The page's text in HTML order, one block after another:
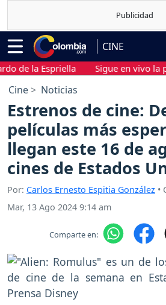
CINE
la Espriella Sigue en vivo la
Cine Noticias
Estrenos de cine:
películas más
llegan este 16 de
cines de Estados
Por: Carlos Ernesto Espitia González •
Mar, 13 Ago 2024 9:14 am
Comparte en: